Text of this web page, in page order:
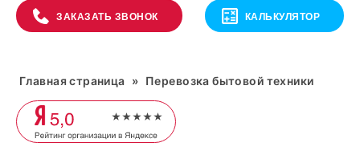
ЗАКАЗАТЬ ЗВОНОК КАЛЬКУЛЯТОР
Главная страница » Перевозка бытовой техники